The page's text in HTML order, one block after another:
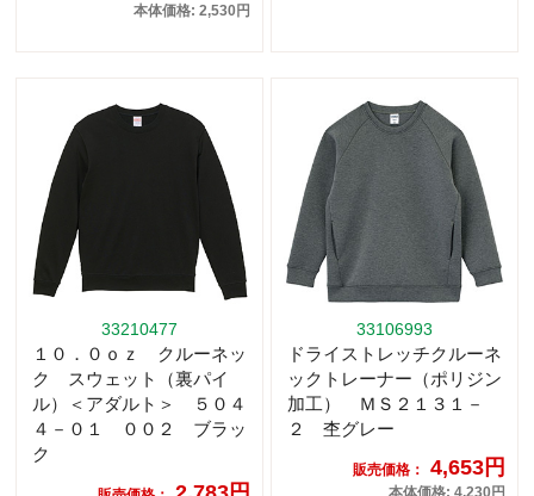
本体価格: 2,530円
33210477
１０．０ｏｚ クルーネッ
ク スウェット（裏パイ
ル）＜アダルト＞ ５０４
４－０１ ００２ ブラッ
ク
33106993
ドライストレッチクルーネ
ックトレーナー（ポリジン
加工） ＭＳ２１３１－
２ 杢グレー
販売価格： 4,653円